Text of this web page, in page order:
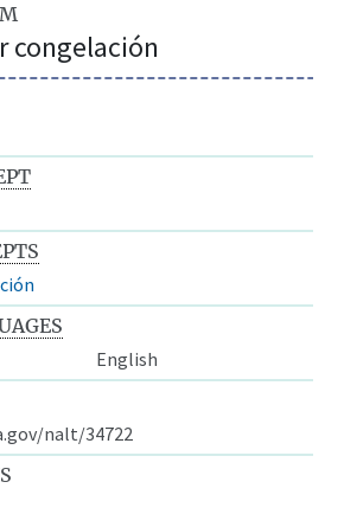
congelación
English
nalt/34722